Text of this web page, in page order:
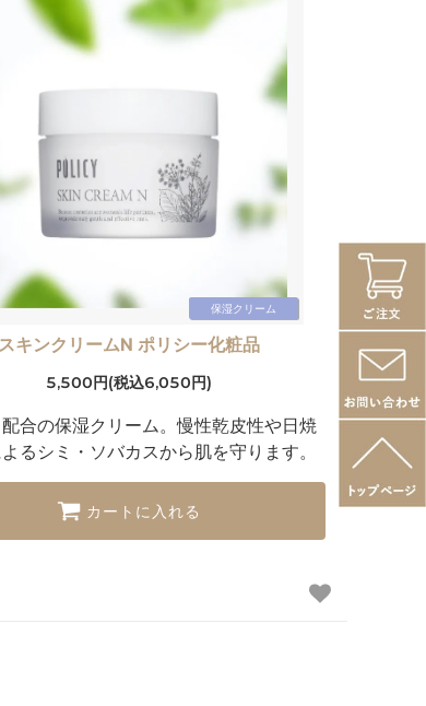
保湿クリーム
スキンクリームN ポリシー化粧品
5,500円(税込6,050円)
合の保湿クリーム。慢性乾皮性や日焼
るシミ・ソバカスから肌を守ります。
カートに入れる